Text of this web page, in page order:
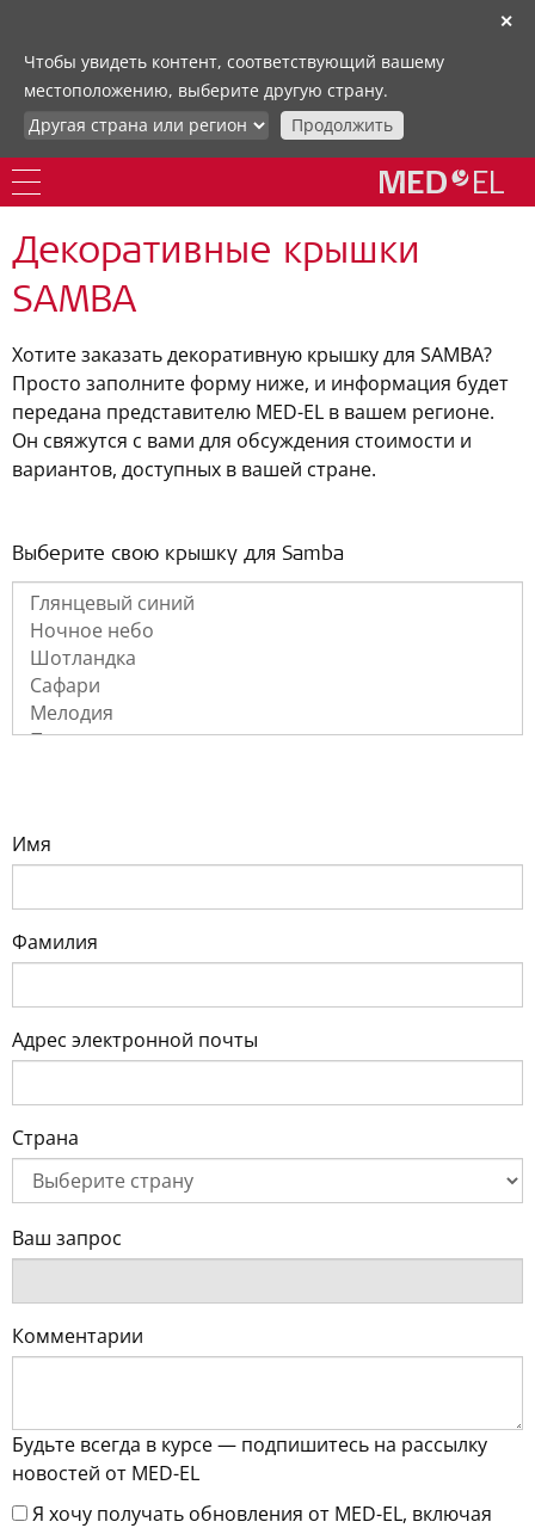
✕
Чтобы увидеть контент, соответствующий вашему
местоположению, выберите другую страну.
Продолжить
Декоративные крышки
SAMBA
Хотите заказать декоративную крышку для SAMBA?
Просто заполните форму ниже, и информация будет
передана представителю MED-EL в вашем регионе.
Он свяжутся с вами для обсуждения стоимости и
вариантов, доступных в вашей стране.
Выберите свою крышку для Samba
Имя
Фамилия
Адрес электронной почты
Страна
Ваш запрос
Комментарии
Будьте всегда в курсе — подпишитесь на рассылку
новостей от MED-EL
Я хочу получать обновления от MED-EL, включая